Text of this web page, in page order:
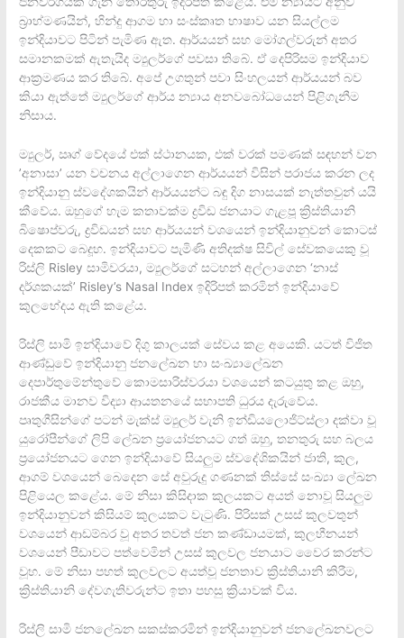
බ්‍රාහ්මණයින්, හින්දු ආගම හා සංස්කෘත භාෂාව යන සියල්ලම
ඉන්දියාවට පිටින් පැමිණ ඇත. ආර්යයන් සහ මෝගල්වරුන් අතර
සමානකමක් ඇතැයිද ම්‍යුලර්ගේ පවසා තිබේ. ඒ දෙපිරිසම ඉන්දියාව
ආක්‍රමණය කර තිබේ. අපේ උගතුන් පවා සිංහලයන් ආර්යයන් බව
කියා ඇත්තේ ම්‍යුලර්ගේ ආර්ය න්‍යාය අනවබෝධයෙන් පිළිගැනීම
නිසාය.
ම්‍යුලර්, ඍග් වේදයේ එක් ස්ථානයක, එක් වරක් පමණක් සඳහන් වන
’අනාසා’ යන වචනය අල්ලාගෙන ආර්යයන් විසින් පරාජය කරන ලද
ඉන්දියානු ස්වදේශකයින් ආර්යයන්ට බඳු දිග නාසයක් නැත්තවුන් යයි
කීවේය. ඔහුගේ හැම කතාවක්ම ද්‍රවිඩ ජනයාට ගැළපූ ක්‍රිස්තියානි
බිෂොප්වරු, ද්‍රවිඩයන් සහ ආර්යයන් වශයෙන් ඉන්දියානුවන් කොටස්
දෙකකට බෙදූහ. ඉන්දියාවට පැමිණි අතිදක්ෂ සිවිල් සේවකයෙකු වූ
රිස්ලි Risley සාමිවරයා, ම්‍යුලර්ගේ සටහන් අල්ලාගෙන ‘නාස්
දර්ශකයක්’ Risley’s Nasal Index ඉදිරිපත් කරමින් ඉන්දියාවේ
කුලභේදය ඇති කළේය.
රිස්ලි සාමි ඉන්දියාවේ දිගු කාලයක් සේවය කළ අයෙකි. යටත් විජිත
ආණ්ඩුවේ ඉන්දියානු ජනලේඛන හා සංඛ්‍යාලේඛන
දෙපාර්තුමේන්තුවේ කොමසාරිස්වරයා වශයෙන් කටයුතු කළ ඔහු,
රාජකීය මානව විද්‍යා ආයතනයේ සභාපති ධුරය දැරුවේය.
පෘතුගීසින්ගේ පටන් මැක්ස් ම්‍යුලර් වැනි ඉන්ඩියලොජිට්ස්ලා දක්වා වූ
යුරෝපීන්ගේ ලිපි ලේඛන ප්‍රයෝජනයට ගත් ඔහු, තනතුරු සහ බලය
ප්‍රයෝජනයට ගෙන ඉන්දියාවේ සියලුම ස්වදේශිකයින් ජාති, කුල,
ආගම් වශයෙන් බෙදෙන සේ අවුරුදු ගණනක් තිස්සේ සංඛ්‍යා ලේඛන
පිළියෙල කළේය. මේ නිසා කිසිදාක කුලයකට අයත් නොවූ සියලුම
ඉන්දියානුවන් කිසියම් කුලයකට වැටුණි. පිරිසක් උසස් කුලවතුන්
වශයෙන් ආඩම්බර වූ අතර තවත් ජන කණ්ඩායමක්, කුලහීනයන්
වශයෙන් පීඩාවට පත්වෙමින් උසස් කුලවල ජනයාට වෛර කරන්ට
වූහ. මේ නිසා පහත් කුලවලට අයත්වූ ජනතාව ක්‍රිස්තියානි කිරීම,
ක්‍රිස්තියානි දේවගැතිවරුන්ට ඉතා පහසු ක්‍රියාවක් විය.
රිස්ලි සාමි ජනලේඛන සකස්කරමින් ඉන්දියානුවන් ජනලේඛනවලට